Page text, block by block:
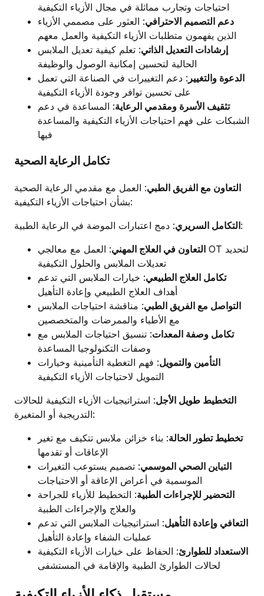
احتياجات وتجارب مماثلة في مجال الأزياء التكيفية
دعم التصميم الاحترافي: العثور على مصممي الأزياء
الذين يفهمون متطلبات الأزياء التكيفية والعمل معهم
إرشادات التعديل الذاتي: تعلم كيفية تعديل الملابس
الحالية لتحسين إمكانية الوصول والوظيفة
الدعوة والتغيير : دعم التغييرات في الصناعة التي تعمل
على تحسين توافر وجودة الأزياء التكيفية
تثقيف الأسرة ومقدمي الرعاية: المساعدة في دعم
الشبكات على فهم احتياجات الأزياء التكيفية والمساعدة
فيها
تكامل الرعاية الصحية
التعاون مع الفريق الطبي: العمل مع مقدمي الرعاية الصحية
بشأن احتياجات الأزياء التكيفية:
التكامل السريري: دمج اعتبارات الموضة في الرعاية الطبية:
التعاون في العلاج المهني: العمل مع معالجي OT لتحديد
تعديلات الملابس والحلول التكيفية
تكامل العلاج الطبيعي: خيارات الملابس التي تدعم
أهداف العلاج الطبيعي وإعادة التأهيل
التواصل مع الفريق الطبي: مناقشة احتياجات الملابس
مع الأطباء والممرضات والمتخصصين
تكامل وصفة المعدات: تنسيق احتياجات الملابس مع
وصفات التكنولوجيا المساعدة
التأمين والتمويل: فهم التغطية التأمينية وخيارات
التمويل لاحتياجات الأزياء التكيفية
التخطيط طويل الأجل: استراتيجيات الأزياء التكيفية للحالات
التدريجية أو المتغيرة:
تخطيط تطور الحالة: بناء خزائن ملابس تتكيف مع تغير
الإعاقات أو تقدمها
التباين الصحي الموسمي: تصميم يستوعب التغيرات
الموسمية في أعراض الإعاقة أو الاحتياجات
التحضير للإجراءات الطبية: التخطيط للأزياء للجراحة
والعلاج والإجراءات الطبية
التعافي وإعادة التأهيل: استراتيجيات الملابس التي تدعم
عمليات الشفاء وإعادة التأهيل
الاستعداد للطوارئ: الحفاظ على خيارات الأزياء التكيفية
لحالات الطوارئ الطبية والإقامة في المستشفى